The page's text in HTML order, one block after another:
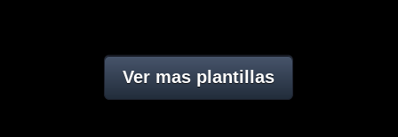
Ver mas plantillas